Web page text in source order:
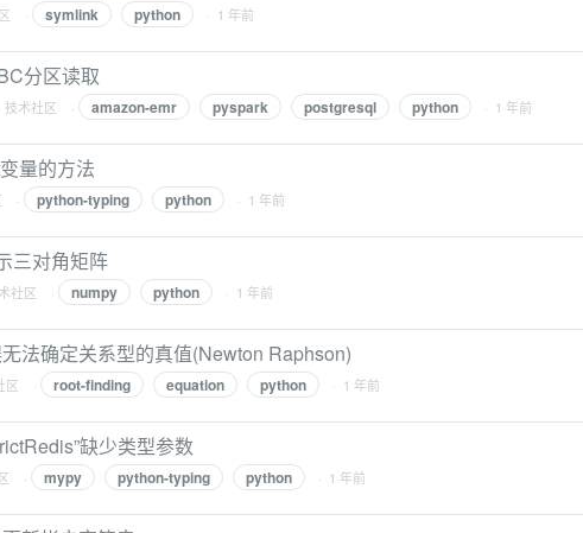
· symlink python · 1 年前
分区读取
技术社区 · amazon-emr pyspark postgresql python · 1 年前
量的方法
· python-typing python · 1 年前
三对角矩阵
社区 · numpy python · 1 年前
法确定关系型的真值(Newton Raphson)
区 · root-finding equation python · 1 年前
缺少类型参数
· mypy python-typing python · 1 年前